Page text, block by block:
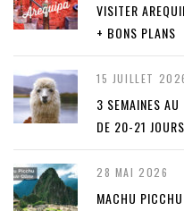
VISITER
+ BONS PLANS
15 JUILLET
3 SEMAINES AU
DE 20-21 JOURS
28 MAI 2026
MACHU